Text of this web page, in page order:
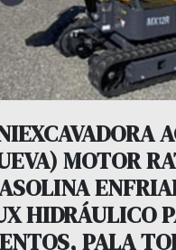
MOTOR
HIDRÁULICO
PALA